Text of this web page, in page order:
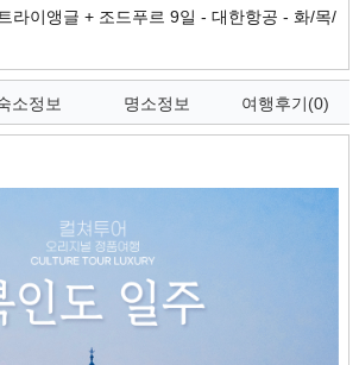
라이앵글 + 조드푸르 9일 - 대한항공 - 화/목/
소정보 명소정보 여행후기(0)